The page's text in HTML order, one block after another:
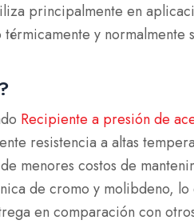
principalmente en
y normalmente
Recipiente a presión de
resistencia a altas
menores costos de
de cromo y molibdeno,
en comparación con